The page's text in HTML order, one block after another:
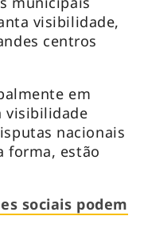
visibilidade,
centros
em
visibilidade
nacionais
forma, estão
sociais podem